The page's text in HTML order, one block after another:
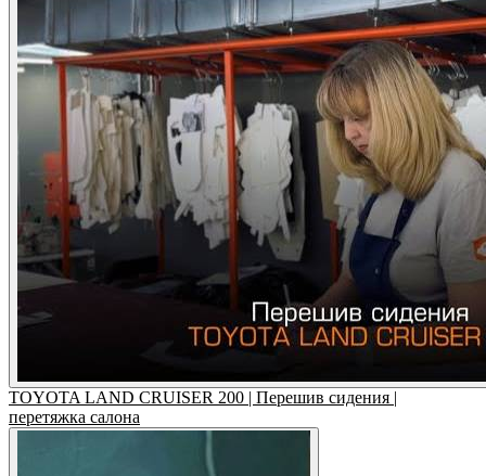
TOYOTA LAND CRUISER 200 | Перешив сидения |
перетяжка салона